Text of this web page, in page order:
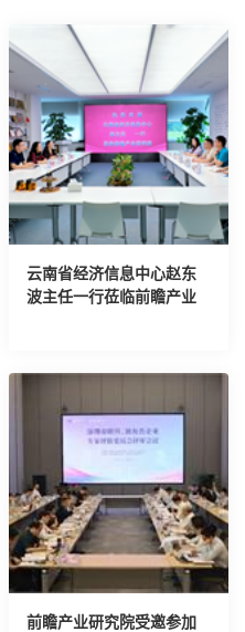
云南省经济信息中心赵东
波主任一行莅临前瞻产业
前瞻产业研究院受邀参加